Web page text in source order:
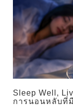
Sleep Well,
การนอนหลับที่